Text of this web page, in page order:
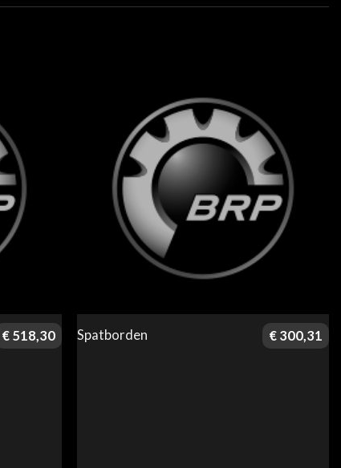
€518,30 Spatborden € 300,31